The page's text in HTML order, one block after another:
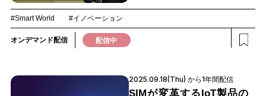
#Smart World #イノベーション
オンデマンド配信 配信中
2025.09.18(Thu) から1年間配信
SIMが変革するIoT製品の